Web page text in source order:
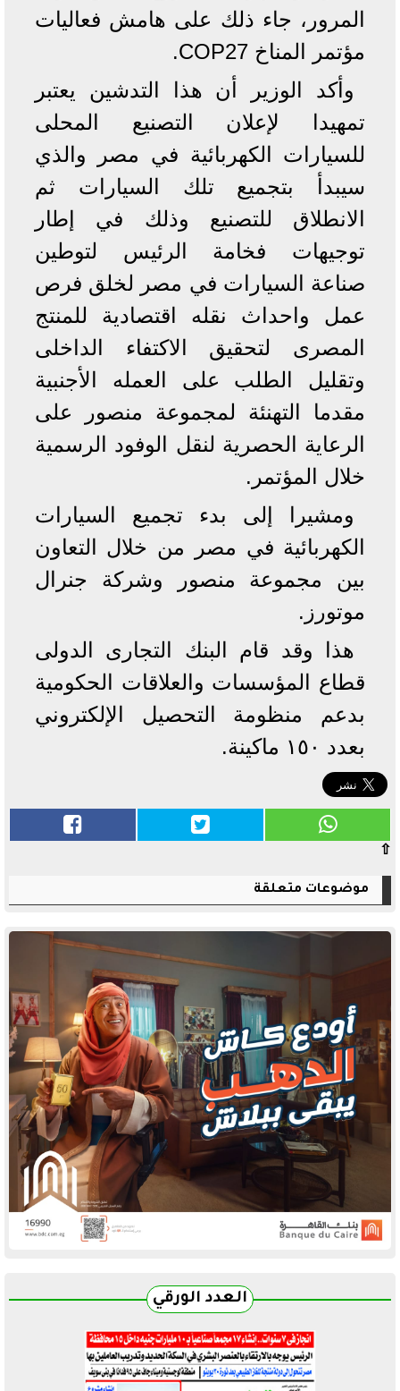
المرور، جاء ذلك على هامش فعاليات
مؤتمر المناخ COP27.
وأكد الوزير أن هذا التدشين يعتبر
تمهيدا لإعلان التصنيع المحلى
للسيارات الكهربائية في مصر والذي
سيبدأ بتجميع تلك السيارات ثم
الانطلاق للتصنيع وذلك في إطار
توجيهات فخامة الرئيس لتوطين
صناعة السيارات في مصر لخلق فرص
عمل واحداث نقله اقتصادية للمنتج
المصرى لتحقيق الاكتفاء الداخلى
وتقليل الطلب على العمله الأجنبية
مقدما التهنئة لمجموعة منصور على
الرعاية الحصرية لنقل الوفود الرسمية
خلال المؤتمر.
ومشيرا إلى بدء تجميع السيارات
الكهربائية في مصر من خلال التعاون
بين مجموعة منصور وشركة جنرال
موتورز.
هذا وقد قام البنك التجارى الدولى
قطاع المؤسسات والعلاقات الحكومية
بدعم منظومة التحصيل الإلكتروني
بعدد ١٥٠ ماكينة.
⇧
موضوعات متعلقة
العدد الورقي